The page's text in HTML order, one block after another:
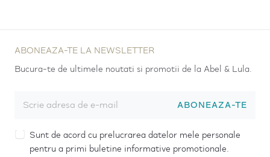
ABONEAZA-TE LA NEWSLETTER
Bucura-te de ultimele noutati si promotii de la Abel & Lula.
ABONEAZA-TE
Sunt de acord cu prelucrarea datelor mele personale
pentru a primi buletine informative promotionale.